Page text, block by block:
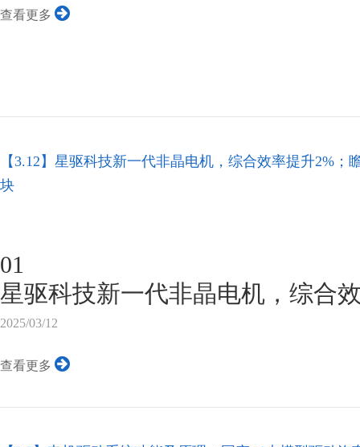
查看更多
【3.12】星驱科技新一代非晶电机，综合效率提升2%；
块
01
星驱科技新一代非晶电机，综合
近日，星驱科技成功研发出了新
于同功率的传统电机，非晶电机
20%，同时，非晶电机还具备低
高达30000rpm的超高转速下，依
稳定性。经试验，星驱科技的非
2025/03/12
查看更多